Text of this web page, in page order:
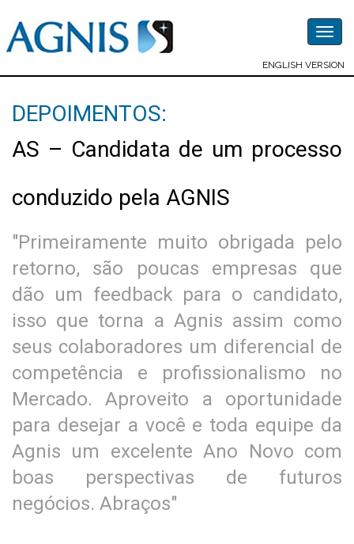
ENGLISH VERSION
DEPOIMENTOS:
AS – Candidata de um processo
conduzido pela AGNIS
"Primeiramente muito obrigada pelo
retorno, são poucas empresas que
dão um feedback para o candidato,
isso que torna a Agnis assim como
seus colaboradores um diferencial de
competência e profissionalismo no
Mercado. Aproveito a oportunidade
para desejar a você e toda equipe da
Agnis um excelente Ano Novo com
boas perspectivas de futuros
negócios. Abraços"